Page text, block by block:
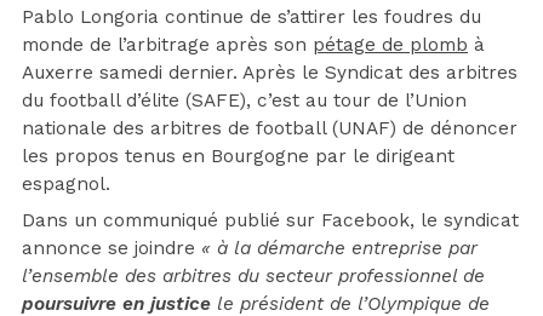
Pablo Longoria continue de s’attirer les foudres du
monde de l’arbitrage après son pétage de plomb à
Auxerre samedi dernier. Après le Syndicat des arbitres
du football d’élite (SAFE), c’est au tour de l’Union
nationale des arbitres de football (UNAF) de dénoncer
les propos tenus en Bourgogne par le dirigeant
espagnol.
Dans un communiqué publié sur Facebook, le syndicat
annonce se joindre « à la démarche entreprise par
l’ensemble des arbitres du secteur professionnel de
poursuivre en justice le président de l’Olympique de